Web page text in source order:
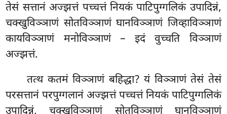
तेसं सत्तानं अज्झत्तं पच्चत्तं नियकं पाटिपुग्गलिकं उपादिन्नं,
चक्खुविञ्ञाणं सोतविञ्ञाणं घानविञ्ञाणं जिव्हाविञ्ञाणं
कायविञ्ञाणं मनोविञ्ञाणं – इदं वुच्चति विञ्ञाणं
अज्झत्तं.
तत्थ कतमं विञ्ञाणं बहिद्धा? यं विञ्ञाणं तेसं तेसं
परसत्तानं परपुग्गलानं अज्झत्तं पच्चत्तं नियकं पाटिपुग्गलिकं